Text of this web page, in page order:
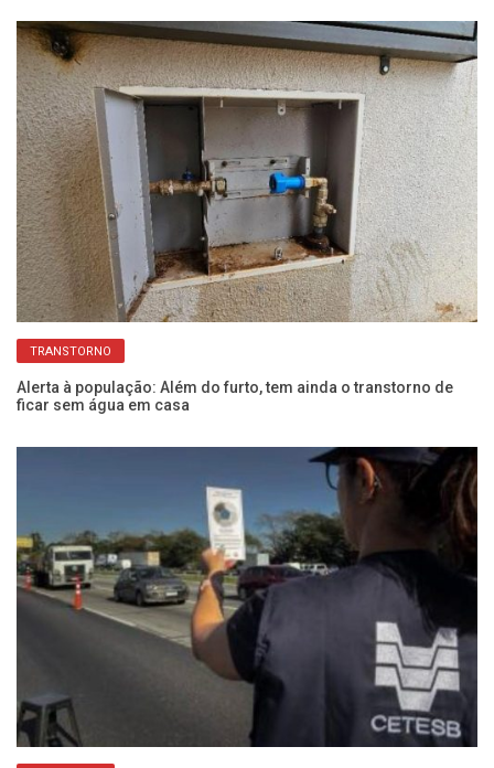
TRANSTORNO
Alerta à população: Além do furto, tem ainda o transtorno de
ficar sem água em casa